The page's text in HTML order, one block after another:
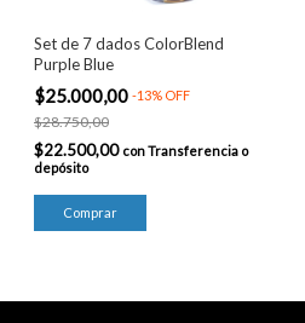
Set de 7 dados ColorBlend
Purple Blue
$25.000,00 -13% OFF
$28.750,00
$22.500,00 conTransferencia o
depósito